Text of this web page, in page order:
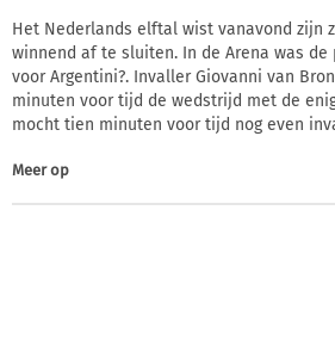
Het Nederlands elftal wist vanavond zijn
winnend af te sluiten. In de Arena was
voor Argentini?. Invaller Giovanni van
minuten voor tijd de wedstrijd met de
mocht tien minuten voor tijd nog even
Meer op